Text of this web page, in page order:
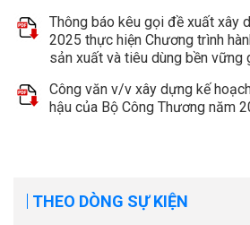
Thông báo kêu gọi đề xuất xây
2025 thực hiện Chương trình
sản xuất và tiêu dùng bền
Công văn v/v xây dựng kế
hậu của Bộ Công Thương năm
THEO DÒNG SỰ KIỆN